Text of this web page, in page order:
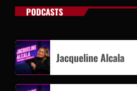
PODCASTS
Jacqueline Alcala